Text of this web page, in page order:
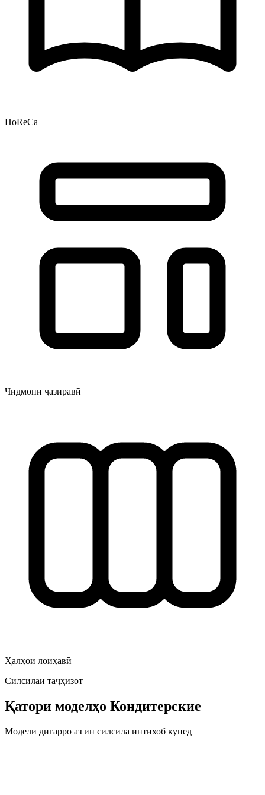
HoReCa
Чидмони ҷазиравӣ
Ҳалҳои лоиҳавӣ
Силсилаи таҷҳизот
Қатори моделҳо Кондитерские
Модели дигарро аз ин силсила интихоб кунед